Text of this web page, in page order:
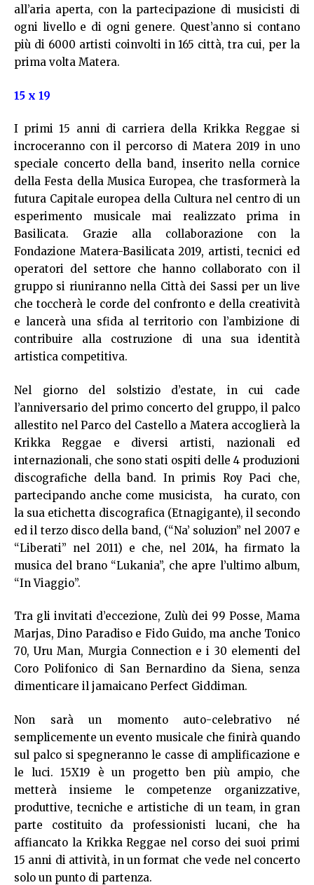
all’aria aperta, con la partecipazione di musicisti di
ogni livello e di ogni genere. Quest’anno si contano
più di 6000 artisti coinvolti in 165 città, tra cui, per la
prima volta Matera.
15 x 19
I primi 15 anni di carriera della Krikka Reggae si
incroceranno con il percorso di Matera 2019 in uno
speciale concerto della band, inserito nella cornice
della Festa della Musica Europea, che trasformerà la
futura Capitale europea della Cultura nel centro di un
esperimento musicale mai realizzato prima in
Basilicata. Grazie alla collaborazione con la
Fondazione Matera-Basilicata 2019, artisti, tecnici ed
operatori del settore che hanno collaborato con il
gruppo si riuniranno nella Città dei Sassi per un live
che toccherà le corde del confronto e della creatività
e lancerà una sfida al territorio con l’ambizione di
contribuire alla costruzione di una sua identità
artistica competitiva.
Nel giorno del solstizio d’estate, in cui cade
l’anniversario del primo concerto del gruppo, il palco
allestito nel Parco del Castello a Matera accoglierà la
Krikka Reggae e diversi artisti, nazionali ed
internazionali, che sono stati ospiti delle 4 produzioni
discografiche della band. In primis Roy Paci che,
partecipando anche come musicista, ha curato, con
la sua etichetta discografica (Etnagigante), il secondo
ed il terzo disco della band, (“Na’ soluzion” nel 2007 e
“Liberati” nel 2011) e che, nel 2014, ha firmato la
musica del brano “Lukania”, che apre l’ultimo album,
“In Viaggio”.
Tra gli invitati d’eccezione, Zulù dei 99 Posse, Mama
Marjas, Dino Paradiso e Fido Guido, ma anche Tonico
70, Uru Man, Murgia Connection e i 30 elementi del
Coro Polifonico di San Bernardino da Siena, senza
dimenticare il jamaicano Perfect Giddiman.
Non sarà un momento auto-celebrativo né
semplicemente un evento musicale che finirà quando
sul palco si spegneranno le casse di amplificazione e
le luci. 15X19 è un progetto ben più ampio, che
metterà insieme le competenze organizzative,
produttive, tecniche e artistiche di un team, in gran
parte costituito da professionisti lucani, che ha
affiancato la Krikka Reggae nel corso dei suoi primi
15 anni di attività, in un format che vede nel concerto
solo un punto di partenza.